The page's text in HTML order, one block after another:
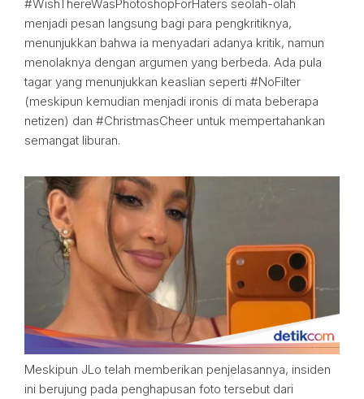
#WishThereWasPhotoshopForHaters seolah-olah
menjadi pesan langsung bagi para pengkritiknya,
menunjukkan bahwa ia menyadari adanya kritik, namun
menolaknya dengan argumen yang berbeda. Ada pula
tagar yang menunjukkan keaslian seperti #NoFilter
(meskipun kemudian menjadi ironis di mata beberapa
netizen) dan #ChristmasCheer untuk mempertahankan
semangat liburan.
Meskipun JLo telah memberikan penjelasannya, insiden
ini berujung pada penghapusan foto tersebut dari